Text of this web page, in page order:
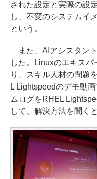
された設定と実際の設
し、不変のシステムイ
という。
また、AIアシスタン
した。Linuxのエキス
り、スキル人材の問題
L Lightspeedのデモ動
ムログをRHEL
して、解決方法を聞く